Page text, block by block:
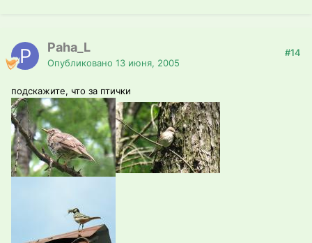
Paha_L
Опубликовано 13 июня, 2005
#14
подскажите, что за птички